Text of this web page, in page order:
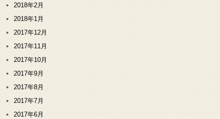
2018年2月
2018年1月
2017年12月
2017年11月
2017年10月
2017年9月
2017年8月
2017年7月
2017年6月